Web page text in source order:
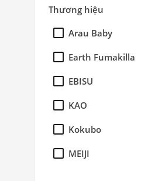
Thương hiệu
Arau Baby
Earth Fumakilla
EBISU
KAO
Kokubo
MEIJI